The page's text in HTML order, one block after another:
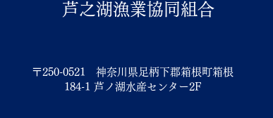
芦之湖漁業協同組合
〒250-0521 神奈川県足柄下郡箱根町箱根
184-1 芦ノ湖水産センター2F